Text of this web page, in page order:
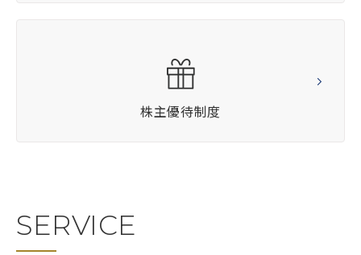
株主優待制度
SERVICE